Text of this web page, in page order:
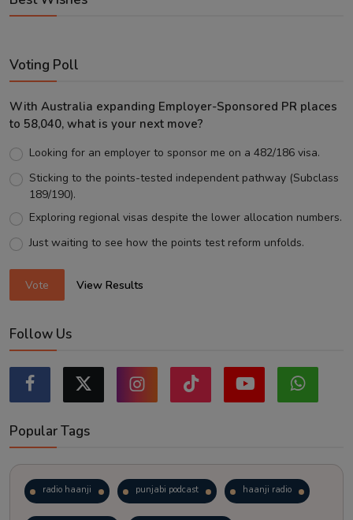
Voting Poll
With Australia expanding Employer-Sponsored PR places
to 58,040, what is your next move?
Looking for an employer to sponsor me on a 482/186 visa.
Sticking to the points-tested independent pathway (Subclass
189/190).
Exploring regional visas despite the lower allocation numbers.
Just waiting to see how the points test reform unfolds.
Vote View Results
Follow Us
Popular Tags
radio haanji punjabi podcast haanji radio